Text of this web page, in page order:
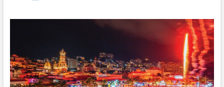
con
Mike’s
Fishing
and